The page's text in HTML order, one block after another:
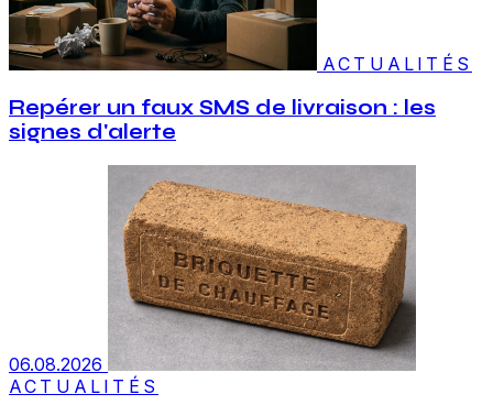
ACTUALITÉS
Repérer un faux SMS de livraison : les
signes d'alerte
06.08.2026
ACTUALITÉS